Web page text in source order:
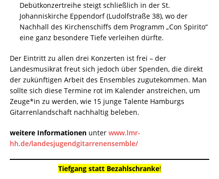
Debütkonzertreihe steigt schließlich in der St.
Johanniskirche Eppendorf (Ludolfstraße 38), wo der
Nachhall des Kirchenschiffs dem Programm „Con Spirito“
eine ganz besondere Tiefe verleihen dürfte.
Der Eintritt zu allen drei Konzerten ist frei – der
Landesmusikrat freut sich jedoch über Spenden, die direkt
der zukünftigen Arbeit des Ensembles zugutekommen. Man
sollte sich diese Termine rot im Kalender anstreichen, um
Zeuge*in zu werden, wie 15 junge Talente Hamburgs
Gitarrenlandschaft nachhaltig beleben.
weitere Informationen unter www.lmr-
hh.de/landesjugendgitarrenensemble/
Tiefgang statt Bezahlschranke!